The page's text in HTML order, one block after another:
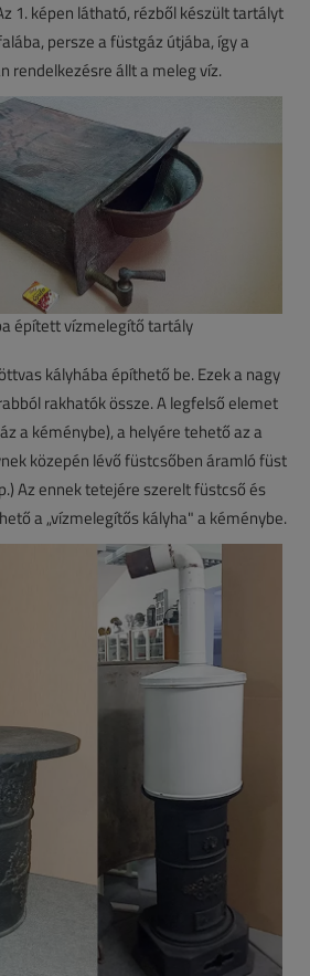
1. képen látható, rézből készült tartályt
persze a füstgáz útjába, így a
rendelkezésre állt a meleg víz.
épített vízmelegítő tartály
kályhába építhető be. Ezek a nagy
rakhatók össze. A legfelső elemet
a kéménybe), a helyére tehető az a
közepén lévő füstcsőben áramló füst
Az ennek tetejére szerelt füstcső és
a „vízmelegítős kályha" a kéménybe.